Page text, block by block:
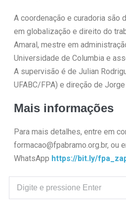
A coordenação e curadoria são
em globalização e direito do
Amaral, mestre em
Universidade de Columbia e
A supervisão é de Julian
UFABC/FPA) e direção de Jorge
Mais informações
Para mais detalhes, entre em
formacao@fpabramo.org.br, ou
WhatsApp https://bit.ly/